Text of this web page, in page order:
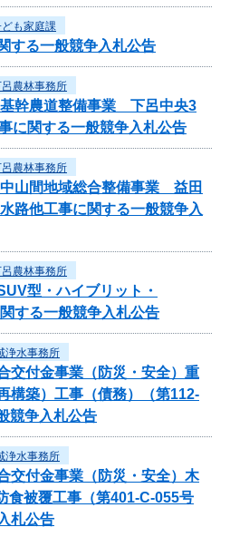
も家庭課
する一般競争入札公告
農林事務所
基幹農道整備事業 下呂中央3
に関する一般競争入札公告
農林事務所
中山間地域総合整備事業 益田
路他工事に関する一般競争入
農林事務所
型・ハイブリット・
する一般競争入札公告
浄水事務所
付金事業（防災・安全）重
構築）工事（債務）（第112-
競争入札公告
浄水事務所
付金事業（防災・安全）木
食被覆工事（第401-C-055号
札公告